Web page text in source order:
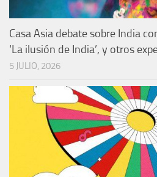
Casa Asia debate sobre India
‘La ilusión de India’, y otros
5 JULIO, 2026